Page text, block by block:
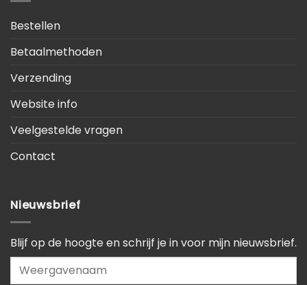
Bestellen
Betaalmethoden
Verzending
Website info
Veelgestelde vragen
Contact
Nieuwsbrief
Blijf op de hoogte en schrijf je in voor mijn nieuwsbrief.